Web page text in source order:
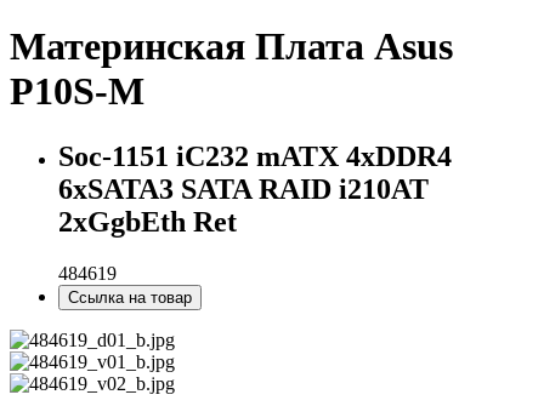
Материнская Плата Asus
P10S-M
Soc-1151 iC232 mATX 4xDDR4
6xSATA3 SATA RAID i210AT
2хGgbEth Ret
484619
Ссылка на товар